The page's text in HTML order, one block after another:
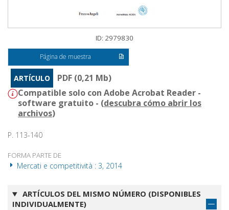
ID: 2979830
Página de muestra
ARTÍCULO
PDF (0,21 Mb)
Compatible solo con Adobe Acrobat Reader -
software gratuito - (descubra cómo abrir los
archivos)
P. 113-140
FORMA PARTE DE
Mercati e competitività : 3, 2014
ARTÍCULOS DEL MISMO NÚMERO (DISPONIBLES
INDIVIDUALMENTE)